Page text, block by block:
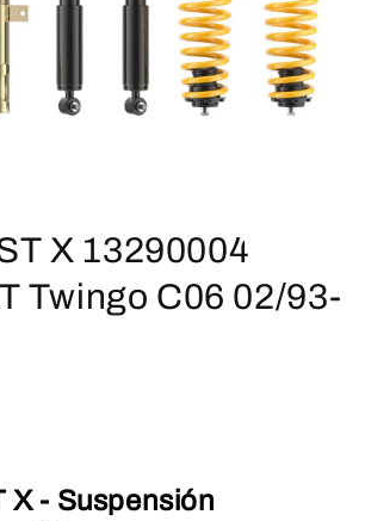
X 13290004
Twingo C06 02/93-
X - Suspensión